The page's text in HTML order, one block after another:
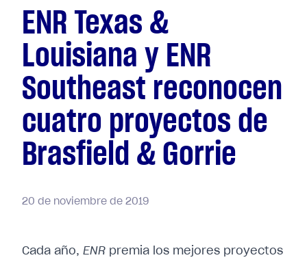
ENR Texas &
Louisiana y ENR
Southeast reconocen
cuatro proyectos de
Brasfield & Gorrie
20 de noviembre de 2019
Cada año, ENR premia los mejores proyectos